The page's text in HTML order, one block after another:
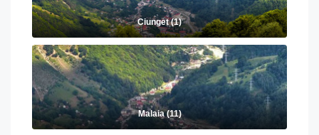
Ciunget (1)
Malaia (11)